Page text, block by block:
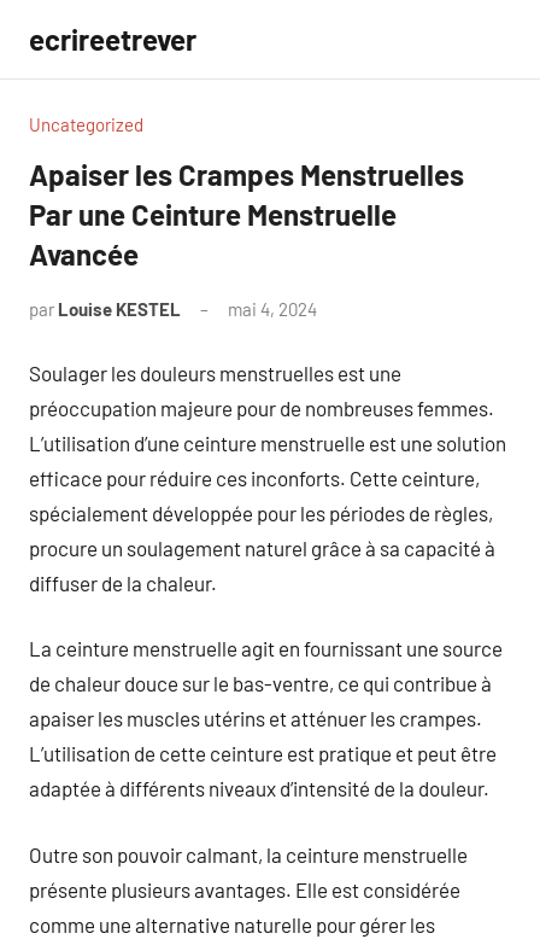
contenu
ecrireetrever
Uncategorized
Apaiser les Crampes Menstruelles
Par une Ceinture Menstruelle
Avancée
par Louise KESTEL mai 4, 2024
Soulager les douleurs menstruelles est une
préoccupation majeure pour de nombreuses femmes.
L’utilisation d’une ceinture menstruelle est une solution
efficace pour réduire ces inconforts. Cette ceinture,
spécialement développée pour les périodes de règles,
procure un soulagement naturel grâce à sa capacité à
diffuser de la chaleur.
La ceinture menstruelle agit en fournissant une source
de chaleur douce sur le bas-ventre, ce qui contribue à
apaiser les muscles utérins et atténuer les crampes.
L’utilisation de cette ceinture est pratique et peut être
adaptée à différents niveaux d’intensité de la douleur.
Outre son pouvoir calmant, la ceinture menstruelle
présente plusieurs avantages. Elle est considérée
comme une alternative naturelle pour gérer les